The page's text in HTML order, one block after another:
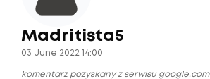
Madritista5
03 June 2022 14:00
komentarz pozyskany z serwisu google.com